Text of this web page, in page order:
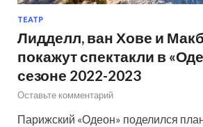
ТЕАТР
Лидделл, ван Хове и
покажут спектакли в
сезоне 2022-2023
Оставьте комментарий
Парижский «Одеон» поделился